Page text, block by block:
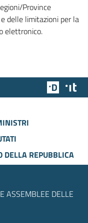
Province
delle limitazioni per la
elettronico.
Team
DELLA REPUBBLICA
ASSEMBLEE DELLE